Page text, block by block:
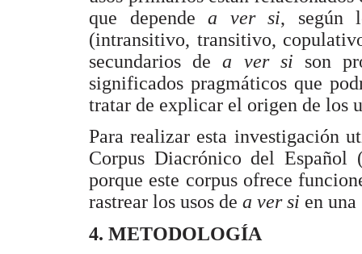
que dependea ver si, según
(intransitivo, transitivo,
secundarios dea ver si son
significados pragmáticos que
tratar de explicar el origen de los
Para realizar esta investigación
Corpus Diacrónico del Español
porque este corpus ofrece
rastrear los usos de a ver si en
4. METODOLOGÍA